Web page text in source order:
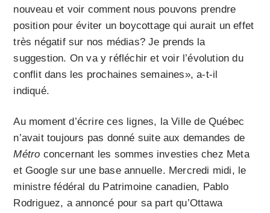
nouveau et voir comment nous pouvons prendre
position pour éviter un boycottage qui aurait un effet
très négatif sur nos médias? Je prends la
suggestion. On va y réfléchir et voir l’évolution du
conflit dans les prochaines semaines», a-t-il
indiqué.
Au moment d’écrire ces lignes, la Ville de Québec
n’avait toujours pas donné suite aux demandes de
Métro concernant les sommes investies chez Meta
et Google sur une base annuelle. Mercredi midi, le
ministre fédéral du Patrimoine canadien, Pablo
Rodriguez, a annoncé pour sa part qu’Ottawa